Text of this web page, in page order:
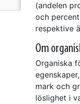
(andelen
och
respektive
Om
Organiska
mark och
löslighet i